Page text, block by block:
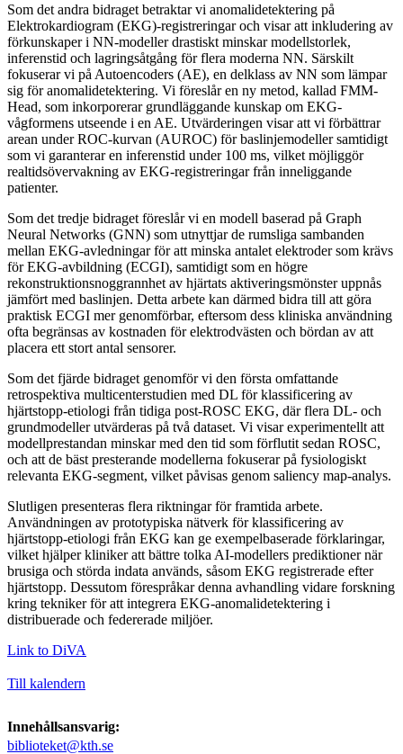
Som det andra bidraget betraktar vi anomalidetektering på
Elektrokardiogram (EKG)-registreringar och visar att inkludering av
förkunskaper i NN-modeller drastiskt minskar modellstorlek,
inferenstid och lagringsåtgång för flera moderna NN. Särskilt
fokuserar vi på Autoencoders (AE), en delklass av NN som lämpar
sig för anomalidetektering. Vi föreslår en ny metod, kallad FMM-
Head, som inkorporerar grundläggande kunskap om EKG-
vågformens utseende i en AE. Utvärderingen visar att vi förbättrar
arean under ROC-kurvan (AUROC) för baslinjemodeller samtidigt
som vi garanterar en inferenstid under 100 ms, vilket möjliggör
realtidsövervakning av EKG-registreringar från inneliggande
patienter.
Som det tredje bidraget föreslår vi en modell baserad på Graph
Neural Networks (GNN) som utnyttjar de rumsliga sambanden
mellan EKG-avledningar för att minska antalet elektroder som krävs
för EKG-avbildning (ECGI), samtidigt som en högre
rekonstruktionsnoggrannhet av hjärtats aktiveringsmönster uppnås
jämfört med baslinjen. Detta arbete kan därmed bidra till att göra
praktisk ECGI mer genomförbar, eftersom dess kliniska användning
ofta begränsas av kostnaden för elektrodvästen och bördan av att
placera ett stort antal sensorer.
Som det fjärde bidraget genomför vi den första omfattande
retrospektiva multicenterstudien med DL för klassificering av
hjärtstopp-etiologi från tidiga post-ROSC EKG, där flera DL- och
grundmodeller utvärderas på två dataset. Vi visar experimentellt att
modellprestandan minskar med den tid som förflutit sedan ROSC,
och att de bäst presterande modellerna fokuserar på fysiologiskt
relevanta EKG-segment, vilket påvisas genom saliency map-analys.
Slutligen presenteras flera riktningar för framtida arbete.
Användningen av prototypiska nätverk för klassificering av
hjärtstopp-etiologi från EKG kan ge exempelbaserade förklaringar,
vilket hjälper kliniker att bättre tolka AI-modellers prediktioner när
brusiga och störda indata används, såsom EKG registrerade efter
hjärtstopp. Dessutom förespråkar denna avhandling vidare forskning
kring tekniker för att integrera EKG-anomalidetektering i
distribuerade och federerade miljöer.
Link to DiVA
Till kalendern
Innehållsansvarig:
biblioteket@kth.se